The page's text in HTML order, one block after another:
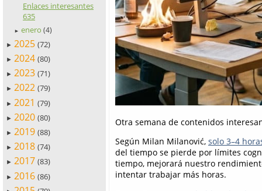
Enlaces interesantes
635
► enero (4)
► 2025 (72)
► 2024 (80)
► 2023 (71)
► 2022 (79)
► 2021 (79)
► 2020 (80)
► 2019 (88)
► 2018 (74)
► 2017 (83)
► 2016 (86)
Otra semana de contenidos
Según Milan Milanović, solo 3–4
del tiempo se pierde por límites
tiempo, mejorará nuestro
intentar trabajar más horas.